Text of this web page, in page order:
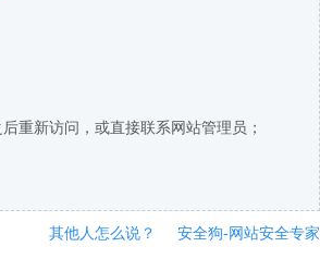
重新访问，或直接联系网站管理员；
其他人怎么说？ 安全狗-网站安全专家